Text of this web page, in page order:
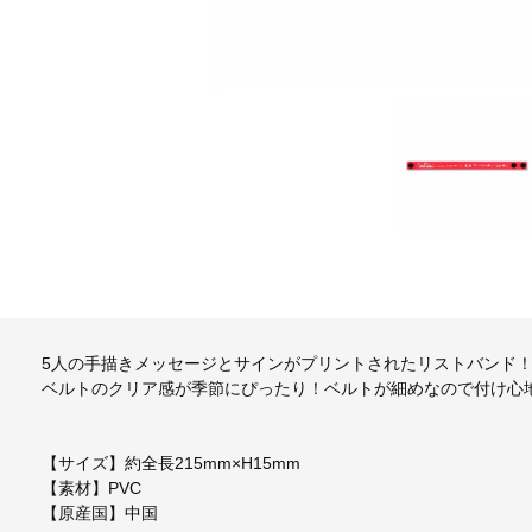
5人の手描きメッセージとサインがプリントされたリストバンド！
ベルトのクリア感が季節にぴったり！ベルトが細めなので付け
【サイズ】約全長215mm×H15mm
【素材】PVC
【原産国】中国